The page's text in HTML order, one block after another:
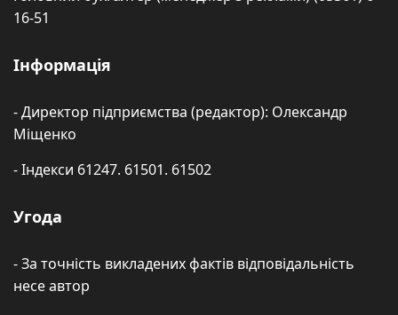
16-51
Інформація
- Директор підприємства (редактор): Олександр
Міщенко
- Індекси 61247. 61501. 61502
Угода
- За точність викладених фактів відповідальність
несе автор